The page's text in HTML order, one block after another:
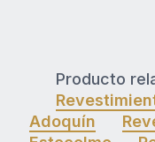
Producto
Adoquín